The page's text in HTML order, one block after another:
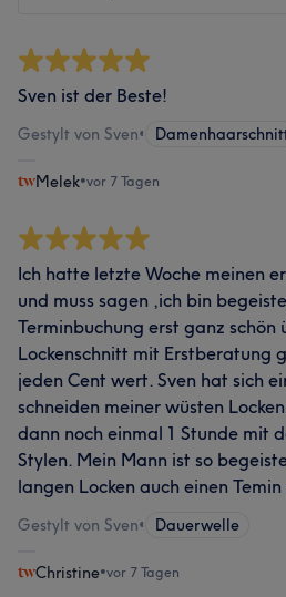
Sven ist der Beste!
Gestylt von Sven•
Melek•vor 7 Tagen
Ich hatte letzte Woche meinen
und muss sagen ,ich bin
Terminbuchung erst ganz schön
Lockenschnitt mit Erstberatung
jeden Cent wert. Sven hat sich
schneiden meiner wüsten
dann noch einmal 1 Stunde mit
Stylen. Mein Mann ist so
langen Locken auch einen
Gestylt von Sven• Dauerwelle
Christine•vor 7 Tagen